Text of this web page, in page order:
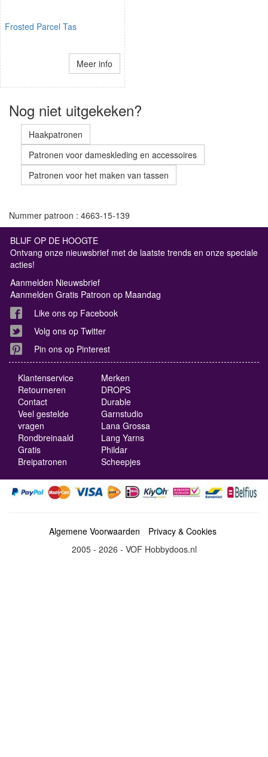
Frosted Parcel Tas
Meer info
Nog niet uitgekeken?
Haakpatronen
Patronen voor dameskleding en accessoires
Patronen voor het maken van tassen
Nummer patroon : 4663-15-139
BLIJF OP DE HOOGTE
Ontvang onze nieuwsbrief met de laatste trends en onze speciale
acties!
Aanmelden Nieuwsbrief
Aanmelden Gratis Patroon op Maandag
Like ons op Facebook
Volg ons op Twitter
Pin ons op Pinterest
Klantenservice
Retourneren
Contact
Veel gestelde
vragen
Rondbreinaald
Gratis
Breipatronen
Merken
DROPS
Durable
Garnstudio
Lana Grossa
Lang Yarns
Phildar
Scheepjes
Algemene Voorwaarden
Privacy & Cookies
2005 - 2026 - VOF Hobbydoos.nl